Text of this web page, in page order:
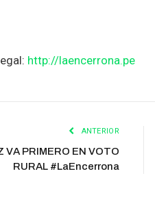
http://laencerrona.pe
ANTERIOR
VA PRIMERO EN VOTO
RURAL #LaEncerrona